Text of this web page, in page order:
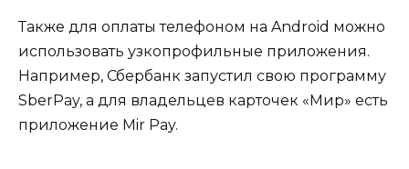
Также для оплаты телефоном на Android можно
использовать узкопрофильные приложения.
Например, Сбербанк запустил свою программу
SberPay, а для владельцев карточек «Мир» есть
приложение Mir Pay.